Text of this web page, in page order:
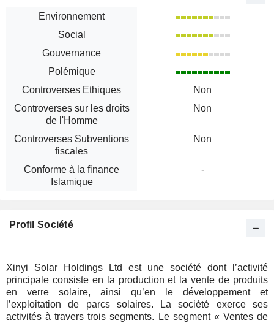
Environnement
Social
Gouvernance
Polémique
Controverses Ethiques
Non
Controverses sur les droits
de l'Homme
Non
Controverses Subventions
fiscales
Non
Conforme à la finance
Islamique
-
Profil Société
Xinyi Solar Holdings Ltd est une société dont l’activité
principale consiste en la production et la vente de produits
en verre solaire, ainsi qu’en le développement et
l’exploitation de parcs solaires. La société exerce ses
activités à travers trois segments. Le segment « Ventes de